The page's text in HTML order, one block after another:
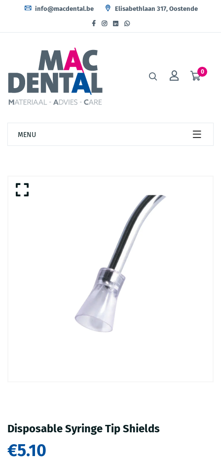
info@macdental.be Elisabethlaan 317, Oostende
0
MENU
Disposable Syringe Tip Shields
€5.10